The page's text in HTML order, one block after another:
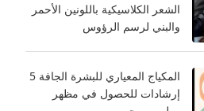
الشعر الكلاسيكية باللونين الأحمر
والبني لرسم الرؤوس
المكياج المعياري للبشرة الجافة 5
إرشادات للحصول في مظهر